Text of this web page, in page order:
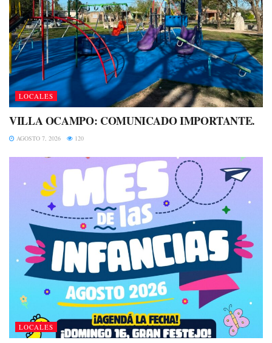
LOCALES
VILLA OCAMPO: COMUNICADO IMPORTANTE.
AGOSTO 7, 2026 120
LOCALES